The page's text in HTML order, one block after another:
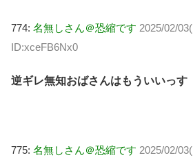
774: 名無しさん＠恐縮です 2025/02/
ID:xceFB6Nx0
逆ギレ無知おばさんはもういいっす
775: 名無しさん＠恐縮です 2025/02/